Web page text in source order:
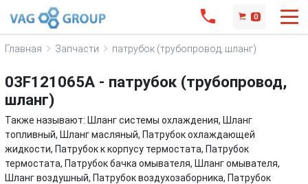
0
Главная Запчасти патрубок (трубопровод, шланг)
03F121065A - патрубок (трубопровод,
шланг)
Также называют: Шланг системы охлаждения, Шланг
топливный, Шланг масляный, Патрубок охлаждающей
жидкости, Патрубок к корпусу термостата, Патрубок
термостата, Патрубок бачка омывателя, Шланг омывателя,
Шланг воздушный, Патрубок воздухозаборника, Патрубок